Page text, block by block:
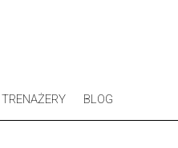
TRENAŻERY BLOG